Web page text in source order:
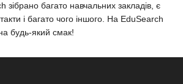
зібрано багато навчальних закладів, є
і багато чого іншого. На EduSearch
будь-який смак!